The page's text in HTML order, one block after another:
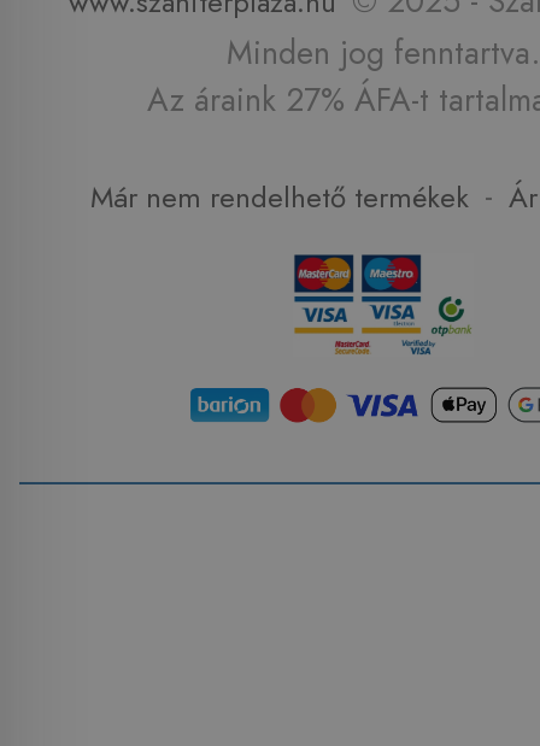
Minden jog fenntartva.
Az áraink 27% ÁFA-t
Már nem rendelhető termékek -